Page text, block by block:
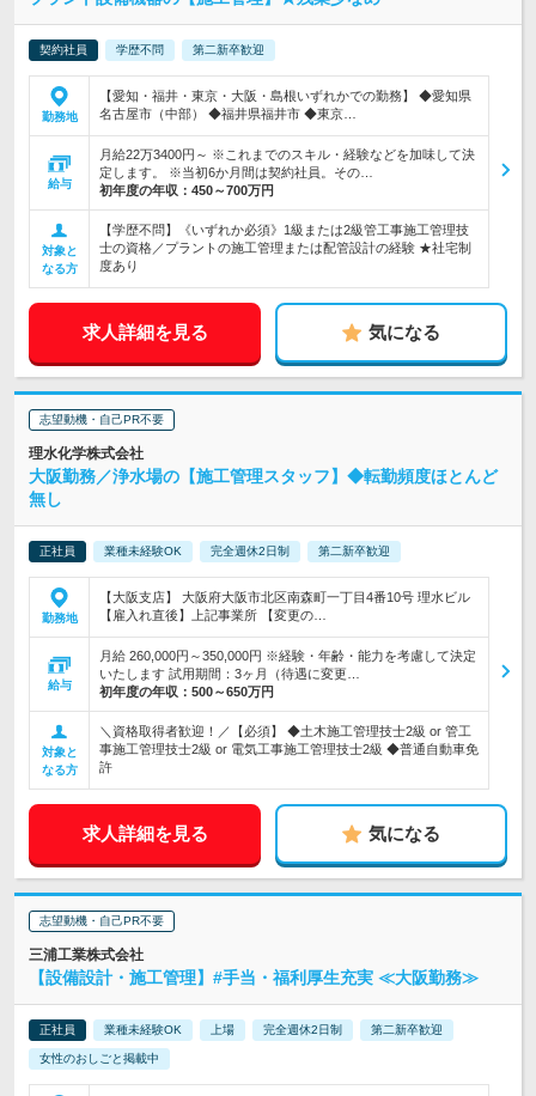
契約社員 学歴不問 第二新卒歓迎
勤務地
【愛知・福井・東京・大阪・島根いずれかでの勤務】 ◆愛知県
名古屋市（中部） ◆福井県福井市 ◆東京…
給与
月給22万3400円～ ※これまでのスキル・経験などを加味して決
定します。 ※当初6か月間は契約社員。その…
初年度の年収： 450～700万円
対象と
なる方
【学歴不問】《いずれか必須》1級または2級管工事施工管理技
士の資格／プラントの施工管理または配管設計の経験 ★社宅制
度あり
求人詳細を見る 気になる
志望動機・自己PR不要
理水化学株式会社
大阪勤務／浄水場の【施工管理スタッフ】◆転勤頻度ほとんど
無し
正社員 業種未経験OK 完全週休2日制 第二新卒歓迎
勤務地
【大阪支店】 大阪府大阪市北区南森町一丁目4番10号 理水ビル
【雇入れ直後】上記事業所 【変更の…
給与
月給 260,000円～350,000円 ※経験・年齢・能力を考慮して決定
いたします 試用期間：3ヶ月（待遇に変更…
初年度の年収： 500～650万円
対象と
なる方
＼資格取得者歓迎！／【必須】 ◆土木施工管理技士2級 or 管工
事施工管理技士2級 or 電気工事施工管理技士2級 ◆普通自動車免
許
求人詳細を見る 気になる
志望動機・自己PR不要
三浦工業株式会社
【設備設計・施工管理】#手当・福利厚生充実 ≪大阪勤務≫
正社員 業種未経験OK 上場 完全週休2日制 第二新卒歓迎
女性のおしごと掲載中